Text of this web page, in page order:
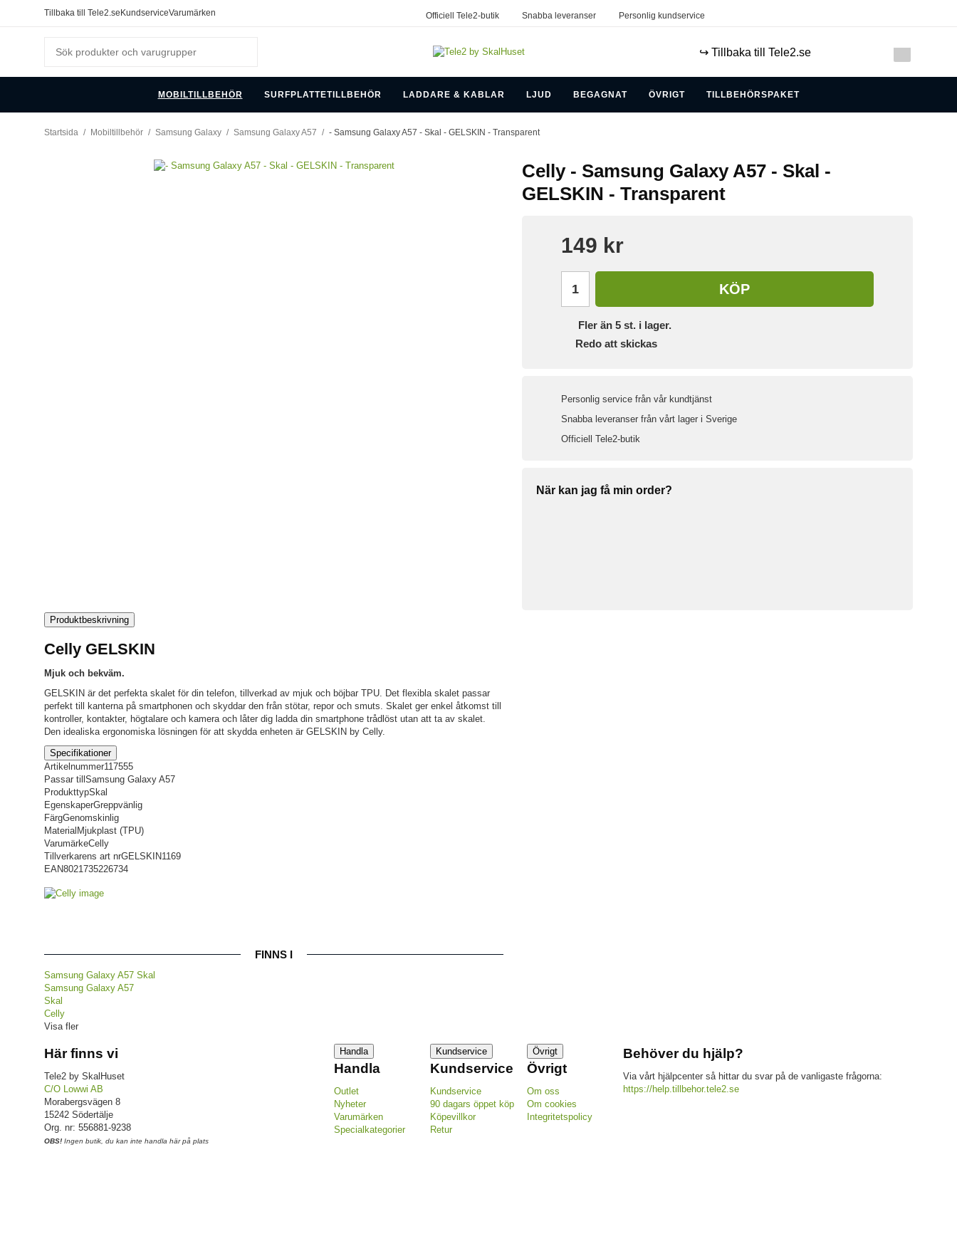
Tillbaka till Tele2.se KundserviceVarumärken Officiell Tele2-butik Snabba leveranser Personlig kundservice
↪️ Tillbaka till Tele2.se
MOBILTILLBEHÖR SURFPLATTETILLBEHÖR LADDARE & KABLAR LJUD BEGAGNAT ÖVRIGT TILLBEHÖRSPAKET
Startsida / Mobiltillbehör / Samsung Galaxy / Samsung Galaxy A57 / - Samsung Galaxy A57 - Skal - GELSKIN - Transparent
Celly - Samsung Galaxy A57 - Skal -
GELSKIN - Transparent
149 kr
KÖP
Fler än 5 st. i lager.
Redo att skickas
Personlig service från vår kundtjänst
Snabba leveranser från vårt lager i Sverige
Officiell Tele2-butik
När kan jag få min order?
Produktbeskrivning
Celly GELSKIN
Mjuk och bekväm.
GELSKIN är det perfekta skalet för din telefon, tillverkad av mjuk och böjbar TPU. Det flexibla skalet passar
perfekt till kanterna på smartphonen och skyddar den från stötar, repor och smuts. Skalet ger enkel åtkomst till
kontroller, kontakter, högtalare och kamera och låter dig ladda din smartphone trådlöst utan att ta av skalet.
Den idealiska ergonomiska lösningen för att skydda enheten är GELSKIN by Celly.
Specifikationer
Artikelnummer117555
Passar till Samsung Galaxy A57
ProdukttypSkal
EgenskaperGreppvänlig
FärgGenomskinlig
Material Mjukplast (TPU)
VarumärkeCelly
Tillverkarens art nrGELSKIN1169
EAN8021735226734
FINNS I
Samsung Galaxy A57 Skal
Samsung Galaxy A57
Skal
Celly
Visa fler
Här finns vi
Tele2 by SkalHuset
C/O Lowwi AB
Morabergsvägen 8
15242 Södertälje
Org. nr: 556881-9238
OBS! Ingen butik, du kan inte handla här på plats
Handla
Handla
Outlet
Nyheter
Varumärken
Specialkategorier
Kundservice
Kundservice
Kundservice
90 dagars öppet köp
Köpevillkor
Retur
Övrigt
Övrigt
Om oss
Om cookies
Integritetspolicy
Behöver du hjälp?
Via vårt hjälpcenter så hittar du svar på de vanligaste frågorna:
https://help.tillbehor.tele2.se